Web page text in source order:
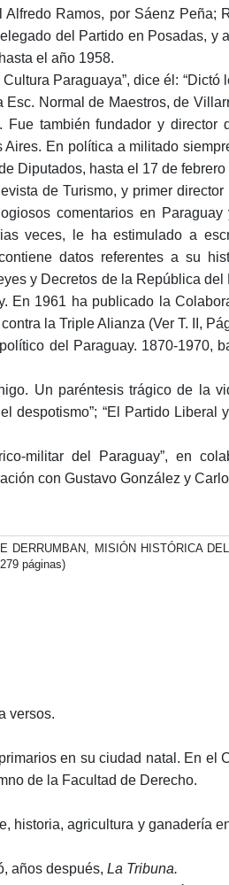
Ramos, por Sáenz Peña;
del Partido en Posadas, y
el año 1958.
Paraguaya”, dice él:
Normal de Maestros, de
también fundador y director
En política a militado
Diputados, hasta el 17 de
de Turismo, y primer
comentarios en
veces, le ha estimulado a
datos referentes a su
y Decretos de la República
En 1961 ha publicado la
la Triple Alianza (Ver T. II,
del Paraguay. 1870-1970,
Un paréntesis trágico de la
despotismo”; “El Partido Liberal y
militar del Paraguay”, en
con Gustavo González y
DERRUMBAN, MISIÓN HISTÓRICA
páginas)
versos.
en su ciudad natal. En el
de la Facultad de Derecho.
historia, agricultura y ganadería
años después, La Tribuna.